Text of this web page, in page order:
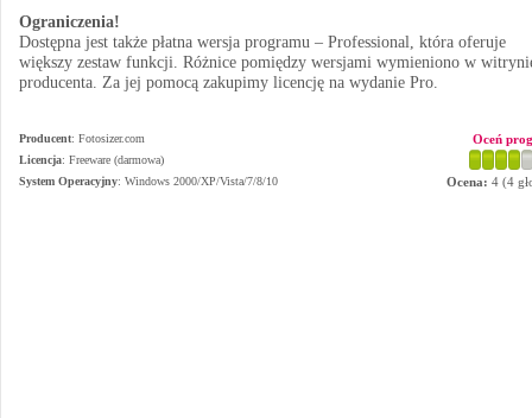
Ograniczenia!
Dostępna jest także płatna wersja programu – Professional, która oferuje
większy zestaw funkcji. Różnice pomiędzy wersjami wymieniono w
producenta. Za jej pomocą zakupimy licencję na wydanie Pro.
Producent: Fotosizer.com
Licencja: Freeware (darmowa)
System Operacyjny: Windows 2000/XP/Vista/7/8/10
Oceń
Ocena: 4 (4